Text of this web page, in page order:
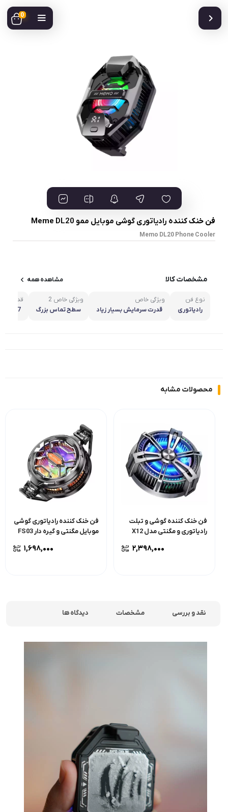
0
فن خنک کننده رادیاتوری گوشی موبایل ممو Meme DL20
Memo DL20 Phone Cooler
مشخصات کالا مشاهده همه
نوع فن
رادیاتوری
ویژگی خاص
قدرت سرمایش بسیار زیاد
ویژگی خاص 2
سطح تماس بزرگ
قدرت
27 وات
محصولات مشابه
فن خنک کننده گوشی و تبلت
رادیاتوری و مگنتی مدل X12
۲,۳۹۸,۰۰۰
فن خنک کننده رادیاتوری گوشی
موبایل مگنتی و گیره دار FS03
۱,۶۹۸,۰۰۰
نقد و بررسی مشخصات دیدگاه ها